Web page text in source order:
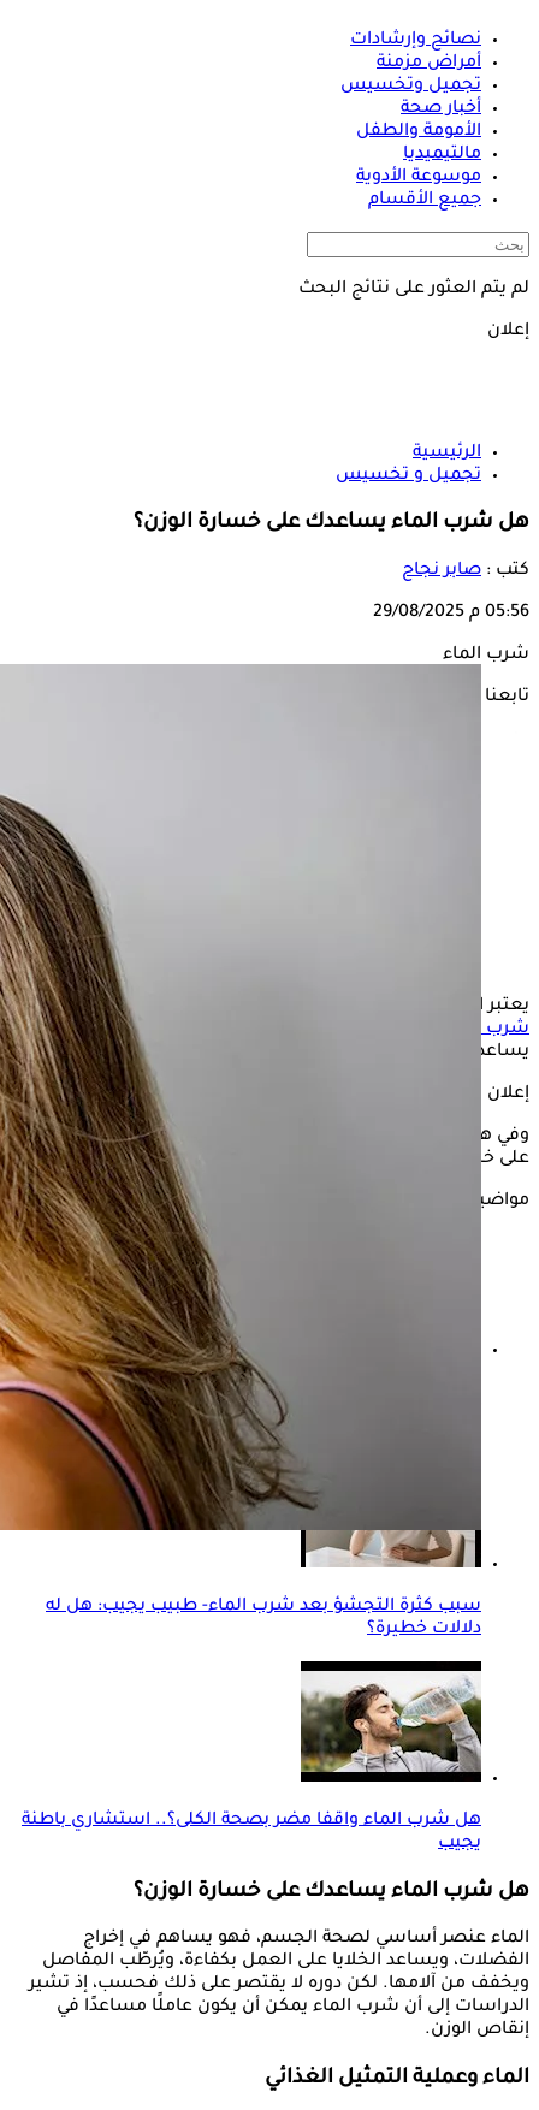
نصائح وإرشادات
أمراض مزمنة
تجميل وتخسيس
أخبار صحة
الأمومة والطفل
مالتيميديا
موسوعة الأدوية
جميع الأقسام
لم يتم العثور على نتائج البحث
إعلان
الرئيسية
تجميل و تخسيس
هل شرب الماء يساعدك على خسارة الوزن؟
كتب : صابر نجاح
05:56 م 29/08/2025
شرب الماء
تابعنا على
يعتبر الماء من الأمور الهامةللحفاظ على صحة الجسم، لذلك فإن
شرب الماء
يمكن أن يعزز عملية الأيض، ويقلل من الشهية، مما
يساعد في التحكم في الوزن.
إعلان
وفي هذا السياق، يوضح " الكونسلتو"، هل شرب الماء يساعدك
على خسارة الوزن، وذلك حسبما جاء في موقع، " webmd.
مواضيع ذات صلة
هل شرب كميات كبيرة من الماء بعد تناول الأكل مباشرة
سبب كثرة التجشؤ بعد شرب الماء- طبيب يجيب: هل له
دلالات خطيرة؟
هل شرب الماء واقفا مضر بصحة الكلى؟.. استشاري باطنة
يجيب
هل شرب الماء يساعدك على خسارة الوزن؟
الماء عنصر أساسي لصحة الجسم، فهو يساهم في إخراج
الفضلات، ويساعد الخلايا على العمل بكفاءة، ويُرطّب المفاصل
ويخفف من آلامها. لكن دوره لا يقتصر على ذلك فحسب، إذ تشير
الدراسات إلى أن شرب الماء يمكن أن يكون عاملًا مساعدًا في
إنقاص الوزن.
الماء وعملية التمثيل الغذائي